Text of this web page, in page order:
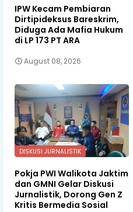
IPW Kecam Pembiaran
Dirtipideksus Bareskrim,
Diduga Ada Mafia Hukum
di LP 173 PT ARA
August 08, 2026
DISKUSI JURNALISTIK
Pokja PWI Walikota Jaktim
dan GMNI Gelar Diskusi
Jurnalistik, Dorong Gen Z
Kritis Bermedia Sosial